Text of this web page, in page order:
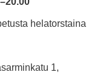
helatorstaina
1,